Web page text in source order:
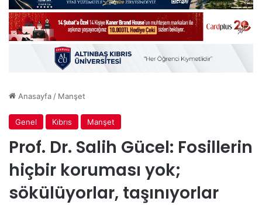
Anasayfa / Manşet
Genel Kıbrıs Manşet
Prof. Dr. Salih Gücel: Fosillerin
hiçbir koruması yok;
sökülüyorlar, taşınıyorlar